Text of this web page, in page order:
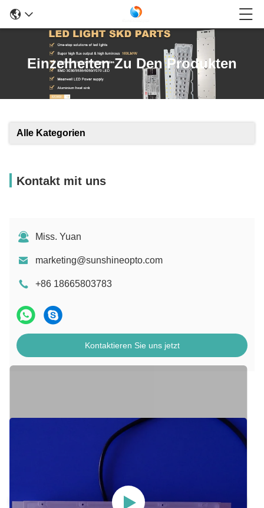
Einzelheiten Zu Den Produkten
Alle Kategorien
Kontakt mit uns
Miss. Yuan
marketing@sunshineopto.com
+86 18665803783
Kontaktieren Sie uns jetzt